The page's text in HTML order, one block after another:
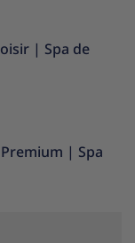
| Spa de
| Spa